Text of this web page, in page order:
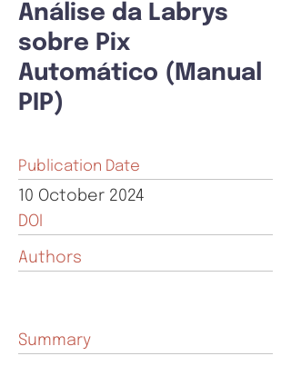
Análise da Labrys
sobre Pix
Automático (Manual
PIP)
Publication Date
10 October 2024
DOI
Authors
Summary